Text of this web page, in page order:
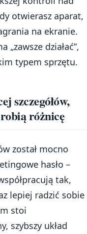
otwierasz aparat,
na ekranie.
„zawsze działać”,
typem sprzętu.
szczegółów,
różnicę
został mocno
hasło –
tak,
lepiej radzić sobie
stoi
szybszy układ